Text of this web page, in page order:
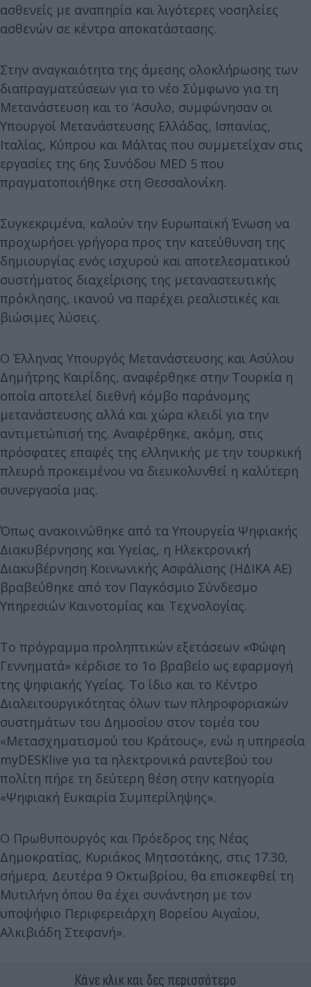
ασθενείς με αναπηρία και λιγότερες νοσηλείες
ασθενών σε κέντρα αποκατάστασης.
Στην αναγκαιότητα της άμεσης ολοκλήρωσης των
διαπραγματεύσεων για το νέο Σύμφωνο για τη
Μετανάστευση και το ‘Ασυλο, συμφώνησαν οι
Υπουργοί Μετανάστευσης Ελλάδας, Ισπανίας,
Ιταλίας, Κύπρου και Μάλτας που συμμετείχαν στις
εργασίες της 6ης Συνόδου MED 5 που
πραγματοποιήθηκε στη Θεσσαλονίκη.
Συγκεκριμένα, καλούν την Ευρωπαϊκή Ένωση να
προχωρήσει γρήγορα προς την κατεύθυνση της
δημιουργίας ενός ισχυρού και αποτελεσματικού
συστήματος διαχείρισης της μεταναστευτικής
πρόκλησης, ικανού να παρέχει ρεαλιστικές και
βιώσιμες λύσεις.
Ο Έλληνας Υπουργός Μετανάστευσης και Ασύλου
Δημήτρης Καιρίδης, αναφέρθηκε στην Τουρκία η
οποία αποτελεί διεθνή κόμβο παράνομης
μετανάστευσης αλλά και χώρα κλειδί για την
αντιμετώπισή της. Αναφέρθηκε, ακόμη, στις
πρόσφατες επαφές της ελληνικής με την τουρκική
πλευρά προκειμένου να διευκολυνθεί η καλύτερη
συνεργασία μας.
Όπως ανακοινώθηκε από τα Υπουργεία Ψηφιακής
Διακυβέρνησης και Υγείας, η Ηλεκτρονική
Διακυβέρνηση Κοινωνικής Ασφάλισης (ΗΔΙΚΑ ΑΕ)
βραβεύθηκε από τον Παγκόσμιο Σύνδεσμο
Υπηρεσιών Καινοτομίας και Τεχνολογίας.
Το πρόγραμμα προληπτικών εξετάσεων «Φώφη
Γεννηματά» κέρδισε το 1ο βραβείο ως εφαρμογή
της ψηφιακής Υγείας. Το ίδιο και το Κέντρο
Διαλειτουργικότητας όλων των πληροφοριακών
συστημάτων του Δημοσίου στον τομέα του
«Μετασχηματισμού του Κράτους», ενώ η υπηρεσία
myDESKlive για τα ηλεκτρονικά ραντεβού του
πολίτη πήρε τη δεύτερη θέση στην κατηγορία
«Ψηφιακή Ευκαιρία Συμπερίληψης».
O Πρωθυπουργός και Πρόεδρος της Νέας
Δημοκρατίας, Κυριάκος Μητσοτάκης, στις 17.30,
σήμερα, Δευτέρα 9 Οκτωβρίου, θα επισκεφθεί τη
Μυτιλήνη όπου θα έχει συνάντηση με τον
υποψήφιο Περιφερειάρχη Βορείου Αιγαίου,
Αλκιβιάδη Στεφανή».
Κάνε κλικ και δες περισσότερο